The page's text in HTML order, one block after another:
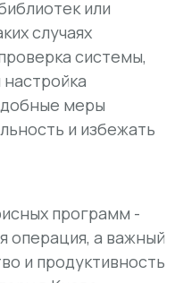
или
случаях
системы,
меры
и избежать
программ -
операция, а важный
и продуктивность